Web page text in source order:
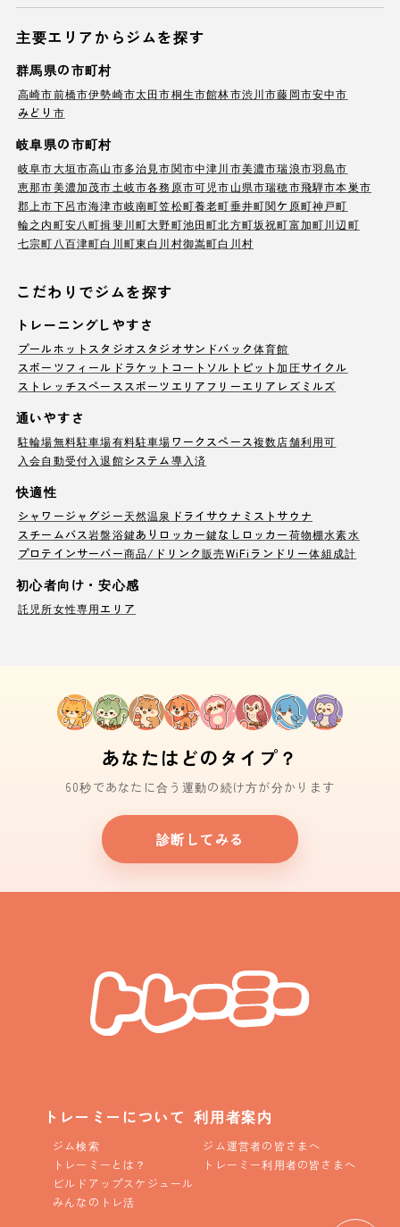
主要エリアからジムを探す
群馬県の市町村
高崎市前橋市伊勢崎市太田市桐生市館林市渋川市藤岡市安中市
みどり市
岐阜県の市町村
岐阜市大垣市高山市多治見市関市中津川市美濃市瑞浪市羽島市
恵那市美濃加茂市土岐市各務原市可児市山県市瑞穂市飛騨市本巣市
郡上市下呂市海津市岐南町笠松町養老町垂井町関ケ原町神戸町
輪之内町安八町揖斐川町大野町池田町北方町坂祝町富加町川辺町
七宗町 八百津町白川町東白川村御嵩町白川村
こだわりでジムを探す
トレーニングしやすさ
プールホットスタジオ スタジオサンドバック体育館
スポーツフィールド ラケットコート ソルトピット加圧サイクル
ストレッチスペース スポーツエリア フリーエリア レズミルズ
通いやすさ
駐輪場無料駐車場有料駐車場ワークスペース複数店舗利用可
入会自動受付 入退館システム導入済
快適性
シャワージャグジー天然温泉 ドライサウナ ミストサウナ
スチームバス岩盤浴鍵ありロッカー鍵なしロッカー荷物棚水素水
プロテインサーバー商品/ドリンク販売WiFi ランドリー体組成計
初心者向け・安心感
託児所女性専用エリア
あなたはどのタイプ？
60秒であなたに合う運動の続け方が分かります
診断してみる
トレーミーについて
ジム検索
トレーミーとは？
ビルドアップスケジュール
みんなのトレ活
利用者案内
ジム運営者の皆さまへ
トレーミー利用者の皆さまへ